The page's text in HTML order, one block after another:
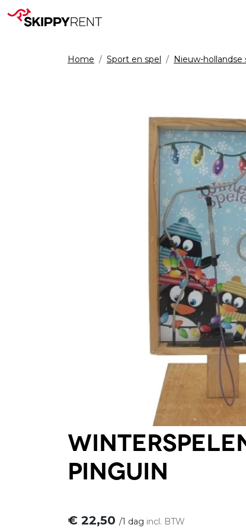
Home Sport en spel Nieuw-hollandse
Pinguin
€ 22,50 /1 dag incl. BTW